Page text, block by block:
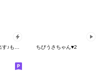
ちびうさちゃん♥2